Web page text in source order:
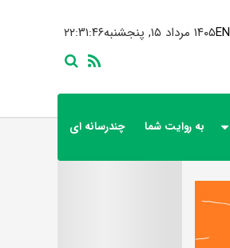
۲۲:۳۱:۴۸ ۱۴۰۵ مرداد ۱۵, پنجشنبهEN
به روایت شما چندرسانه ای